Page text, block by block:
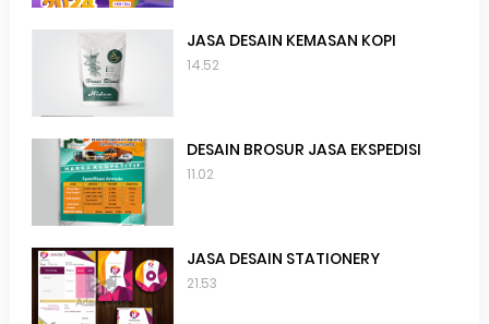
JASA DESAIN KEMASAN KOPI
14.52
DESAIN BROSUR JASA EKSPEDISI
11.02
JASA DESAIN STATIONERY
21.53